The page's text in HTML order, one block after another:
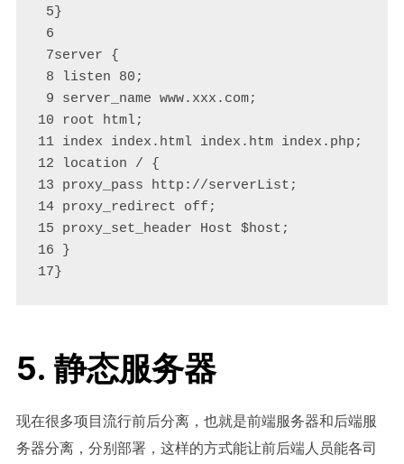
5}
6
7server {
8 listen 80;
9 server_name www.xxx.com;
10 root html;
11 index index.html index.htm index.php;
12 location / {
13 proxy_pass http://serverList;
14 proxy_redirect off;
15 proxy_set_header Host $host;
16 }
17}
5. 静态服务器
现在很多项目流行前后分离，也就是前端服务器和后端服
务器分离，分别部署，这样的方式能让前后端人员能各司